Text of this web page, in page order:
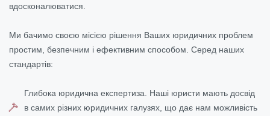
вдосконалюватися.
Ми бачимо своєю місією рішення Ваших юридичних проблем
простим, безпечним і ефективним способом. Серед наших
стандартів:
Глибока юридична експертиза. Наші юристи мають досвід
в самих різних юридичних галузях, що дає нам можливість